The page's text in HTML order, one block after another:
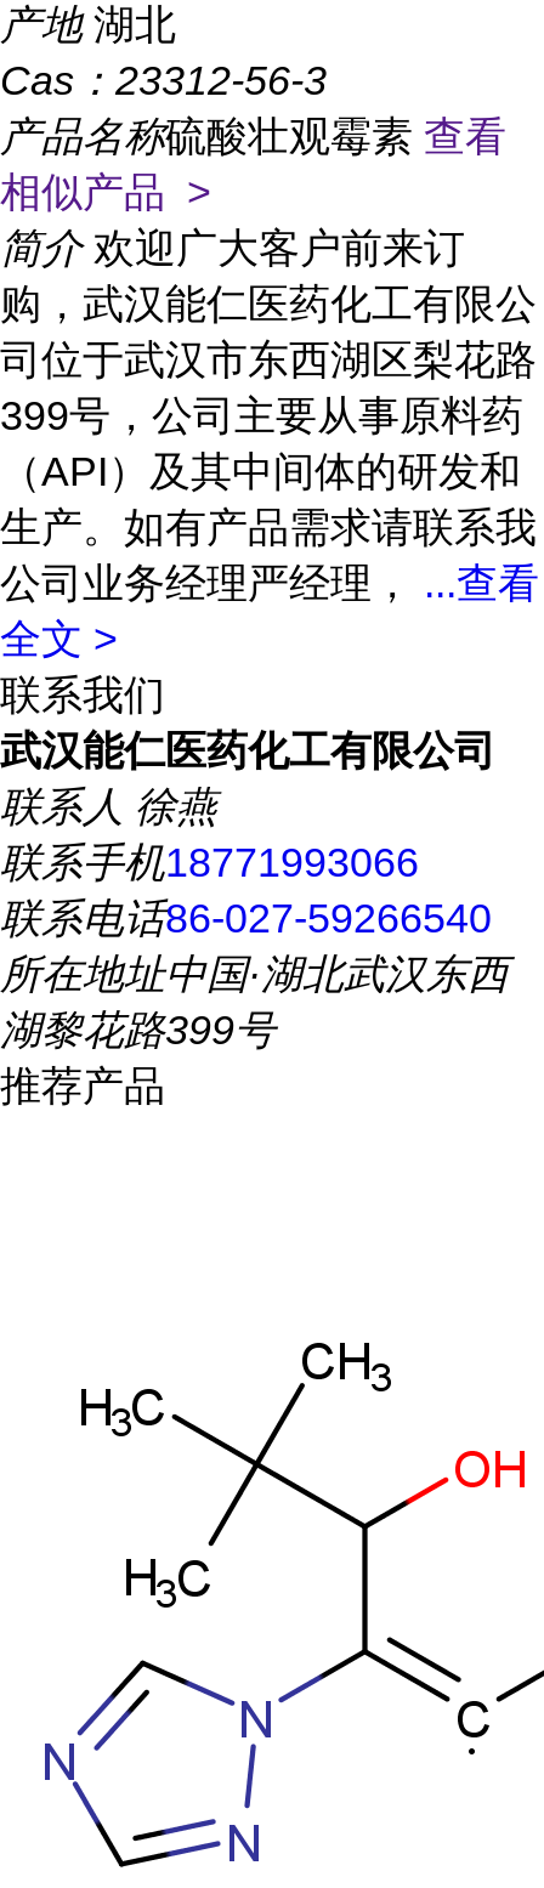
产地 湖北
Cas： 23312-56-3
产品名称硫酸壮观霉素 查看
相似产品 >
简介 欢迎广大客户前来订
购，武汉能仁医药化工有限公
司位于武汉市东西湖区梨花路
399号，公司主要从事原料药
（API）及其中间体的研发和
生产。如有产品需求请联系我
公司业务经理严经理， ...查看
全文 >
联系我们
武汉能仁医药化工有限公司
联系人 徐燕
联系手机18771993066
联系电话86-027-59266540
所在地址中国·湖北武汉东西
湖黎花路399号
推荐产品